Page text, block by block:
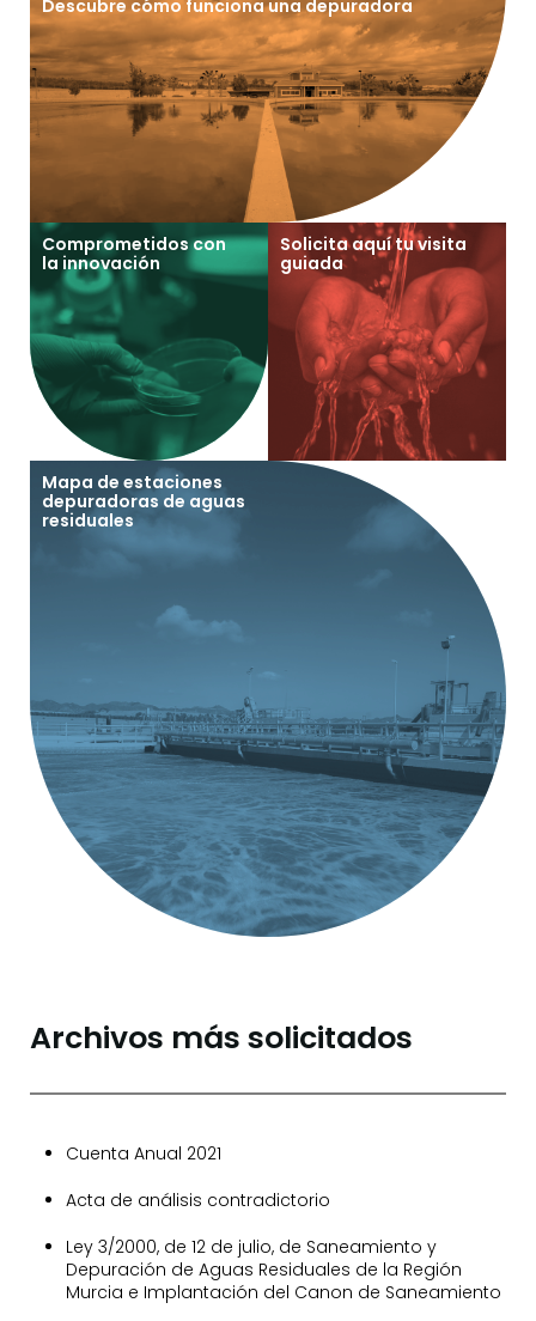
Descubre cómo funciona una depuradora
Comprometidos con
la innovación
Solicita aquí tu visita
guiada
Mapa de estaciones
depuradoras de aguas
residuales
Archivos más solicitados
Cuenta Anual 2021
Acta de análisis contradictorio
Ley 3/2000, de 12 de julio, de Saneamiento y
Depuración de Aguas Residuales de la Región
Murcia e Implantación del Canon de Saneamiento